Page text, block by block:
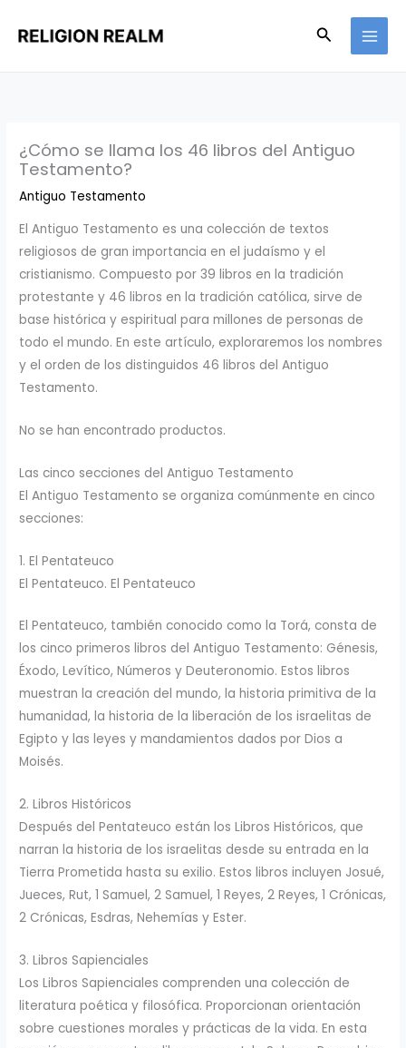
Buscar
¿Cómo se llama los 46 libros del Antiguo
Testamento?
Antiguo Testamento
El Antiguo Testamento es una colección de textos
religiosos de gran importancia en el judaísmo y el
cristianismo. Compuesto por 39 libros en la tradición
protestante y 46 libros en la tradición católica, sirve de
base histórica y espiritual para millones de personas de
todo el mundo. En este artículo, exploraremos los nombres
y el orden de los distinguidos 46 libros del Antiguo
Testamento.
No se han encontrado productos.
Las cinco secciones del Antiguo Testamento
El Antiguo Testamento se organiza comúnmente en cinco
secciones:
1. El Pentateuco
El Pentateuco. El Pentateuco
El Pentateuco, también conocido como la Torá, consta de
los cinco primeros libros del Antiguo Testamento: Génesis,
Éxodo, Levítico, Números y Deuteronomio. Estos libros
muestran la creación del mundo, la historia primitiva de la
humanidad, la historia de la liberación de los israelitas de
Egipto y las leyes y mandamientos dados por Dios a
Moisés.
2. Libros Históricos
Después del Pentateuco están los Libros Históricos, que
narran la historia de los israelitas desde su entrada en la
Tierra Prometida hasta su exilio. Estos libros incluyen Josué,
Jueces, Rut, 1 Samuel, 2 Samuel, 1 Reyes, 2 Reyes, 1 Crónicas,
2 Crónicas, Esdras, Nehemías y Ester.
3. Libros Sapienciales
Los Libros Sapienciales comprenden una colección de
literatura poética y filosófica. Proporcionan orientación
sobre cuestiones morales y prácticas de la vida. En esta